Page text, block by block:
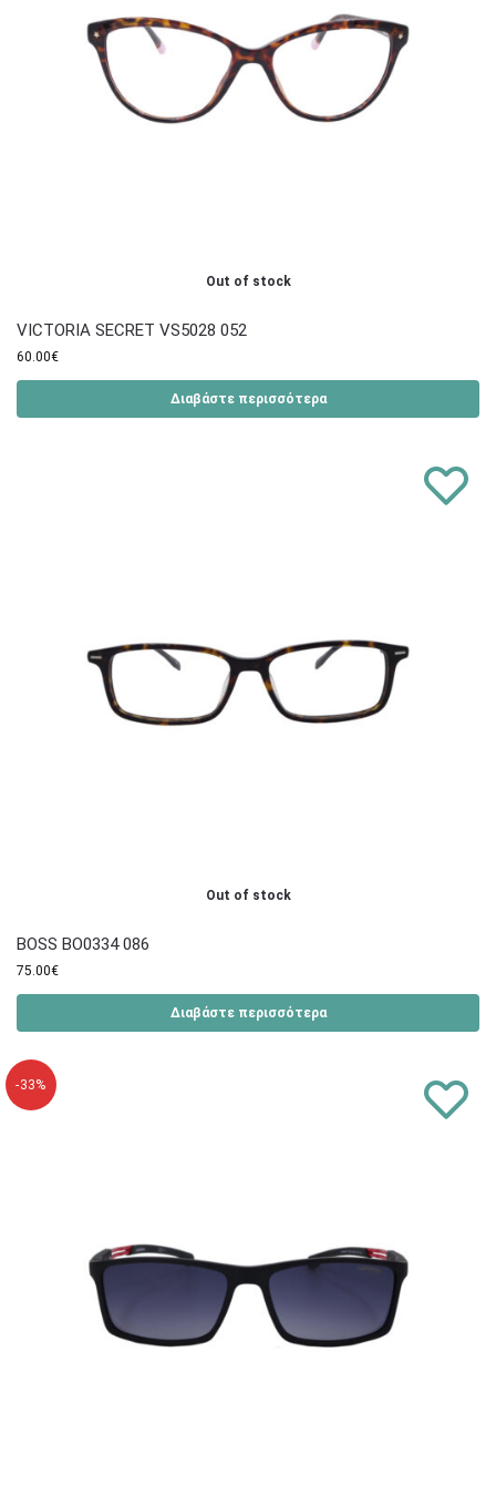
Out of stock
VICTORIA SECRET VS5028 052
60.00€
Διαβάστε περισσότερα
Out of stock
BOSS BO0334 086
75.00€
Διαβάστε περισσότερα
-33%